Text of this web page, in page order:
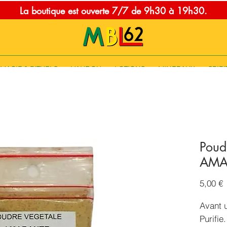
La boutique est ouverte 7/7 de 9h30 à 19h30.
MAGIE & RITUELS VAUDOU LOTIONS MINERAUX
5,00 €
Avant
Purifie.